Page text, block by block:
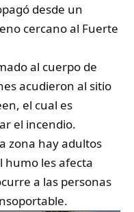
desde un
cercano al Fuerte
al cuerpo de
acudieron al sitio
el cual es
el incendio.
zona hay adultos
humo les afecta
a las personas